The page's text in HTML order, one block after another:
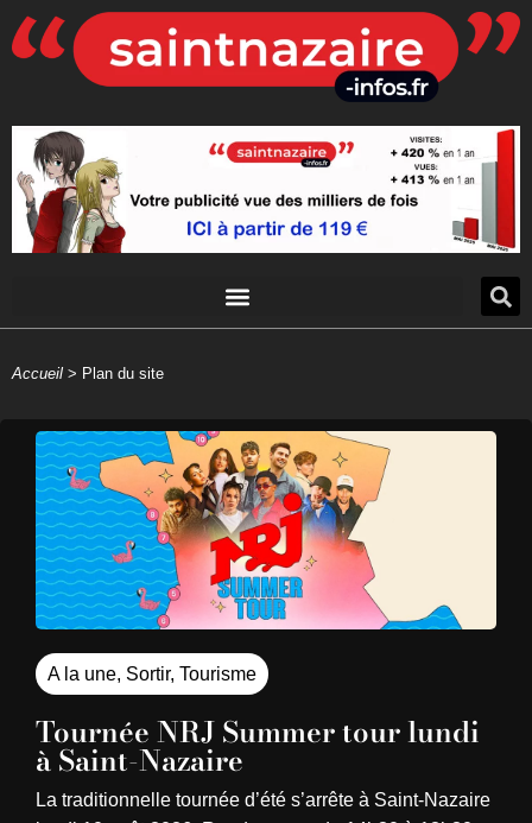
Accueil > Plan du site
A la une, Sortir, Tourisme
Tournée NRJ Summer tour lundi
à Saint-Nazaire
La traditionnelle tournée d’été s’arrête à Saint-Nazaire